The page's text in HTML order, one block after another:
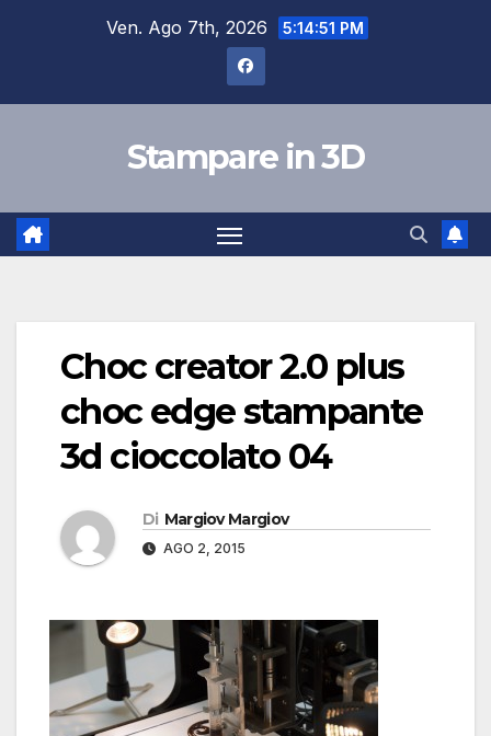
Ven. Ago 7th, 2026 5:14:52 PM
Stampare in 3D
Choc creator 2.0 plus
choc edge stampante
3d cioccolato 04
Di Margiov Margiov
AGO 2, 2015